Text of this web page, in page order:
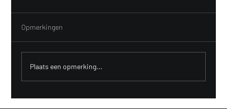
Opmerkingen
Plaats een opmerking...